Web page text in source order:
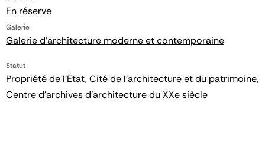
En réserve
Galerie
Galerie d'architecture moderne et contemporaine
Statut
Propriété de l’État, Cité de l’architecture et du patrimoine,
Centre d’archives d’architecture du XXe siècle